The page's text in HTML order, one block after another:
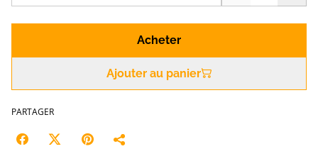
Acheter
Ajouter au panier
PARTAGER